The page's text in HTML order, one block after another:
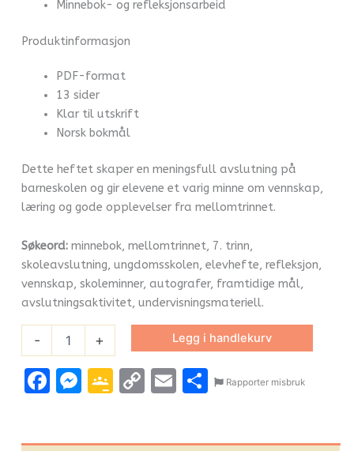
Minnebok- og refleksjonsarbeid
Produktinformasjon
PDF-format
13 sider
Klar til utskrift
Norsk bokmål
Dette heftet skaper en meningsfull avslutning på
barneskolen og gir elevene et varig minne om vennskap,
læring og gode opplevelser fra mellomtrinnet.
Søkeord: minnebok, mellomtrinnet, 7. trinn,
skoleavslutning, ungdomsskolen, elevhefte, refleksjon,
vennskap, skoleminner, autografer, framtidige mål,
avslutningsaktivitet, undervisningsmateriell.
- + Legg i handlekurv
Facebook
Messenger
Google
CopyEmailShare
Rapporter misbruk